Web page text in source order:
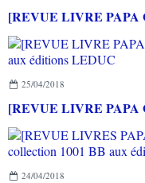
25/04/2018
24/04/2018